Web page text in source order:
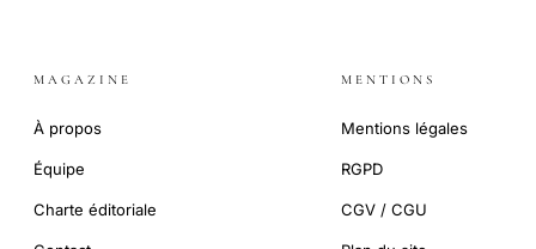
MAGAZINE
À propos
Équipe
Charte éditoriale
MENTIONS
Mentions légales
RGPD
CGV / CGU